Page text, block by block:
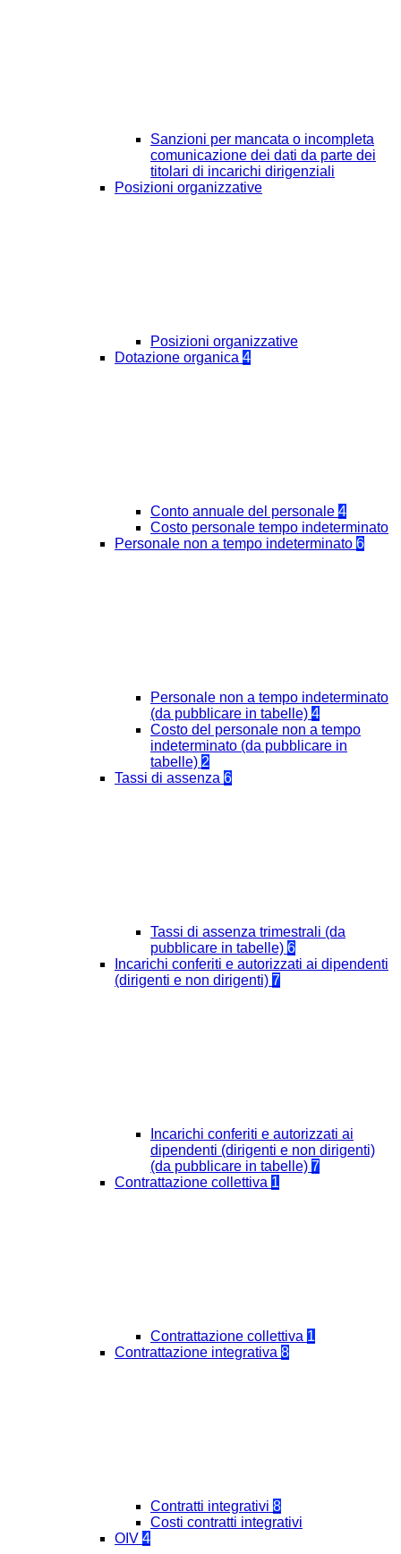
Sanzioni per mancata o incompleta
comunicazione dei dati da parte dei
titolari di incarichi dirigenziali
Posizioni organizzative
Posizioni organizzative
Dotazione organica 4
Conto annuale del personale 4
Costo personale tempo indeterminato
Personale non a tempo indeterminato 6
Personale non a tempo indeterminato
(da pubblicare in tabelle) 4
Costo del personale non a tempo
indeterminato (da pubblicare in
tabelle) 2
Tassi di assenza 6
Tassi di assenza trimestrali (da
pubblicare in tabelle) 6
Incarichi conferiti e autorizzati ai dipendenti
(dirigenti e non dirigenti) 7
Incarichi conferiti e autorizzati ai
dipendenti (dirigenti e non dirigenti)
(da pubblicare in tabelle) 7
Contrattazione collettiva 1
Contrattazione collettiva 1
Contrattazione integrativa 8
Contratti integrativi 8
Costi contratti integrativi
OIV 4